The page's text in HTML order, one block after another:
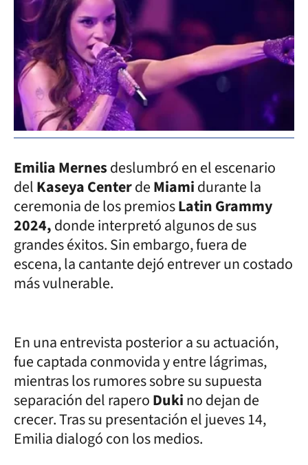
Emilia Mernesdeslumbró en el escenario
delKaseya CenterdeMiamidurante la
ceremonia de los premiosLatin Grammy
2024,donde interpretó algunos de sus
grandes éxitos. Sin embargo, fuera de
escena, la cantante dejó entrever un costado
más vulnerable.
En una entrevista posterior a su actuación,
fue captada conmovida y entre lágrimas,
mientras los rumores sobre su supuesta
separación del raperoDukino dejan de
crecer. Tras su presentación el jueves 14,
Emilia dialogó con los medios.